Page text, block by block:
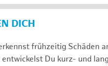
DICH
frühzeitig Schäden
entwickelst Du kurz- und